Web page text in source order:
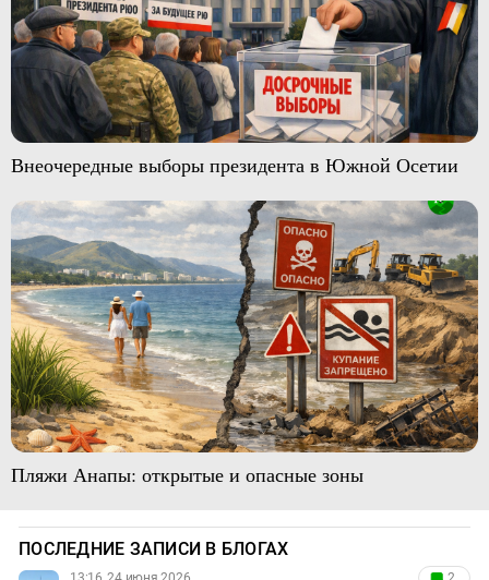
Внеочередные выборы президента в Южной Осетии
Пляжи Анапы: открытые и опасные зоны
ПОСЛЕДНИЕ ЗАПИСИ В БЛОГАХ